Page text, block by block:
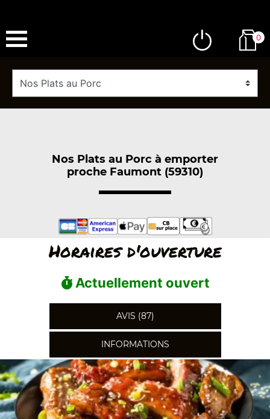
0
Nos Plats au Porc à emporter
proche Faumont (59310)
Horaires d'ouverture
Actuellement ouvert
AVIS (87)
INFORMATIONS